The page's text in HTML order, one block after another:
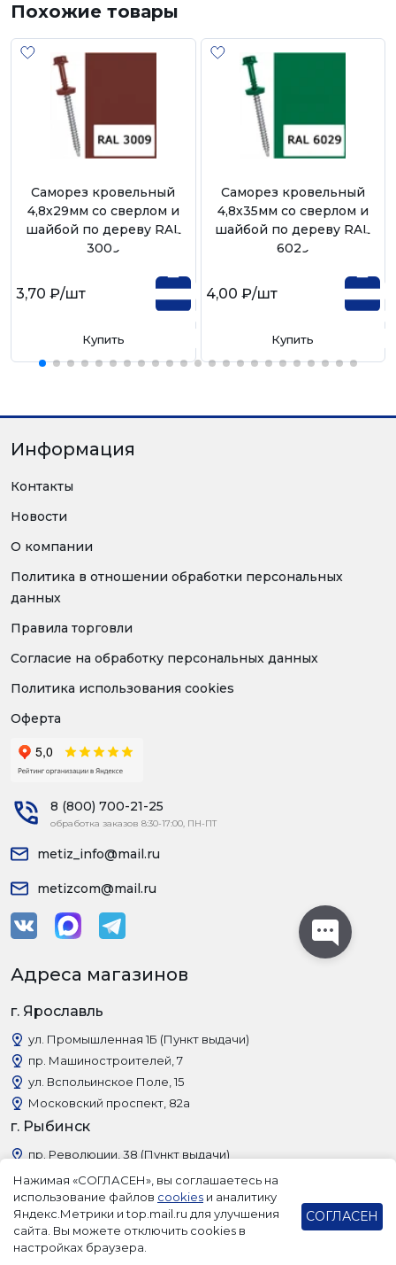
Похожие товары
Саморез кровельный
4,8х29мм со сверлом и
шайбой по дереву RAL
3009
3,70 ₽/шт
Купить
Саморез кровельный
4,8х35мм со сверлом и
шайбой по дереву RAL
6029
4,00 ₽/шт
Купить
Информация
Контакты
Новости
О компании
Политика в отношении обработки персональных
данных
Правила торговли
Согласие на обработку персональных данных
Политика использования cookies
Оферта
8 (800) 700-21-25
обработка заказов 8:30-17:00, ПН-ПТ
metiz_info@mail.ru
metizcom@mail.ru
Адреса магазинов
г. Ярославль
ул. Промышленная 1Б (Пункт выдачи)
пр. Машиностроителей, 7
ул. Вспольинское Поле, 15
Московский проспект, 82а
г. Рыбинск
пр. Революции, 38 (Пункт выдачи)
Нажимая «СОГЛАСЕН», вы соглашаетесь на
использование файлов cookies и аналитику
Яндекс.Метрики и top.mail.ru для улучшения
сайта. Вы можете отключить cookies в
настройках браузера.
СОГЛАСЕН